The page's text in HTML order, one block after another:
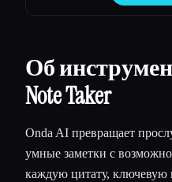
Об
Note Taker
Onda AI превращает
умные заметки с
каждую цитату,